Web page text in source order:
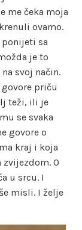
me čeka moja
ovamo.
sa
je to
svoj način.
priču
teži, ili je
se svaka
govore o
kraj i koja
O
u srcu. I
misli. I želje